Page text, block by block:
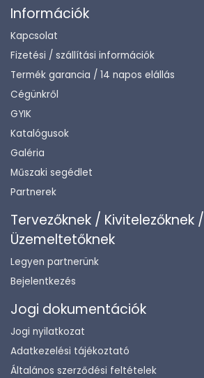
Információk
Kapcsolat
Fizetési / szállítási információk
Termék garancia / 14 napos elállás
Cégünkről
GYIK
Katalógusok
Galéria
Műszaki segédlet
Partnerek
Tervezőknek / Kivitelezőknek /
Üzemeltetőknek
Legyen partnerünk
Bejelentkezés
Jogi dokumentációk
Jogi nyilatkozat
Adatkezelési tájékoztató
Általános szerződési feltételek